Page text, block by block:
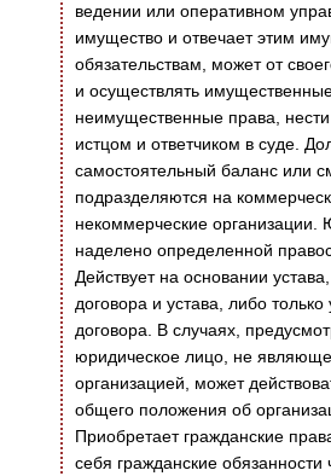
ведении или оперативном
имущество и отвечает этим
обязательствам, может от
и осуществлять
неимущественные права,
истцом и ответчиком в суде.
самостоятельный баланс или
подразделяются на
некоммерческие организации.
наделено определенной
Действует на основании
договора и устава, либо только
договора. В случаях,
юридическое лицо, не
организацией, может
общего положения об
Приобретает гражданские
себя гражданские обязанности